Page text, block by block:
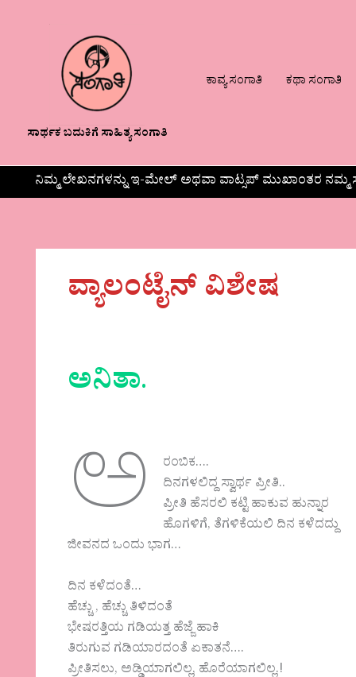
ಸಾರ್ಥಕ ಬದುಕಿಗೆ ಸಾಹಿತ್ಯ ಸಂಗಾತಿ
ಕಾವ್ಯ ಸಂಗಾತಿ ಕಥಾ ಸಂಗಾತಿ
ನಿಮ್ಮ ಲೇಖನಗಳನ್ನು ಇ-ಮೇಲ್ ಅಥವಾ ವಾಟ್ಸಪ್ ಮುಖಾಂತರ
ವ್ಯಾಲಂಟೈನ್ ವಿಶೇಷ
ಅನಿತಾ.
ಅ ರಂಬಿಕ….
ದಿನಗಳಲಿದ್ದ ಸ್ವಾರ್ಥ ಪ್ರೀತಿ..
ಪ್ರೀತಿ ಹೆಸರಲಿ ಕಟ್ಟಿ ಹಾಕುವ ಹುನ್ನಾರ
ಹೊಗಳಿಗೆ, ತೆಗಳಿಕೆಯಲಿ ದಿನ ಕಳೆದದ್ದು
ಜೀವನದ ಒಂದು ಭಾಗ…
ದಿನ ಕಳೆದಂತೆ…
ಹೆಚ್ಚು , ಹೆಚ್ಚು ತಿಳಿದಂತೆ
ಭೇಷರತ್ತಿಯ ಗಡಿಯತ್ತ ಹೆಜ್ಜೆ ಹಾಕಿ
ತಿರುಗುವ ಗಡಿಯಾರದಂತೆ ಏಕಾತನೆ….
ಪ್ರೀತಿಸಲು, ಅಡ್ಡಿಯಾಗಲಿಲ್ಲ, ಹೊರೆಯಾಗಲಿಲ್ಲ.!